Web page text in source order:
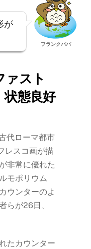
が
フランクパパ
ァスト
状態良好
代ローマ都市
レスコ画が描
非常に優れた
モポリウム
ウンターのよ
らが26日、
たカウンター